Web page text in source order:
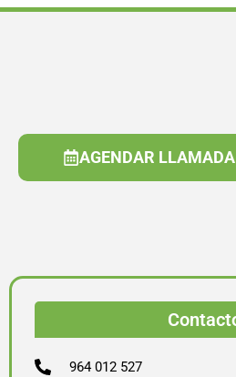
AGENDAR
964 012 527